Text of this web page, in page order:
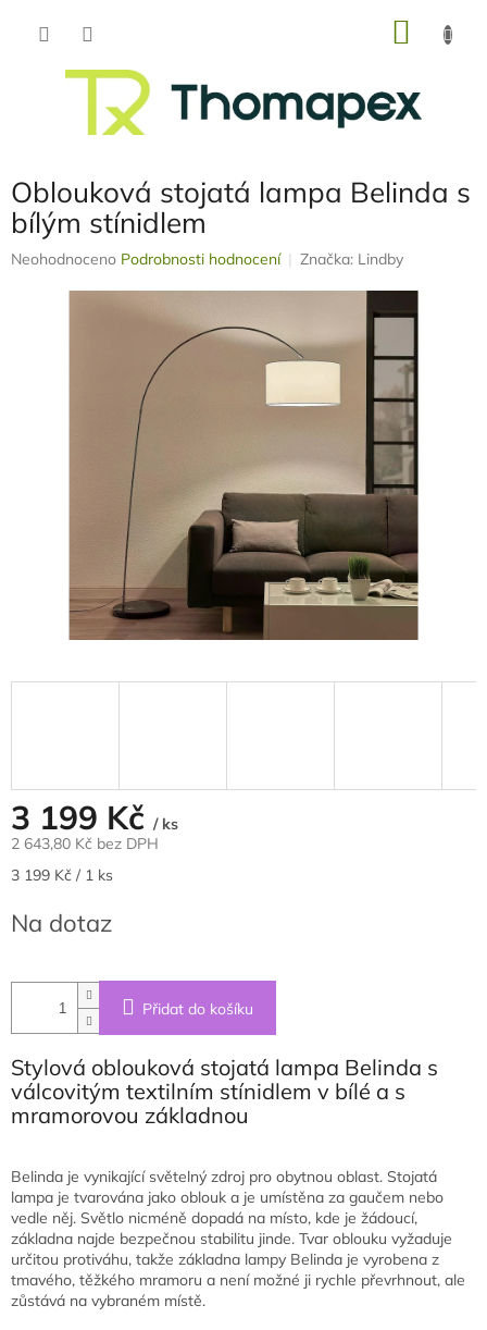
Oblouková stojatá lampa Belinda s
bílým stínidlem
Průměrné
Neohodnoceno Podrobnosti hodnocení Značka: Lindby
3 199 Kč / ks
2 643,80 Kč bez DPH
Měrná
3 199 Kč / 1 ks
Na dotaz
Přidat do košíku
Stylová oblouková stojatá lampa Belinda s
válcovitým textilním stínidlem v bílé a s
mramorovou základnou
Belinda je vynikající světelný zdroj pro obytnou oblast. Stojatá
lampa je tvarována jako oblouk a je umístěna za gaučem nebo
vedle něj. Světlo nicméně dopadá na místo, kde je žádoucí,
základna najde bezpečnou stabilitu jinde. Tvar oblouku vyžaduje
určitou protiváhu, takže základna lampy Belinda je vyrobena z
tmavého, těžkého mramoru a není možné ji rychle převrhnout, ale
zůstává na vybraném místě.